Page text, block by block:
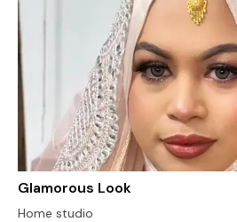
Glamorous Look
Home studio